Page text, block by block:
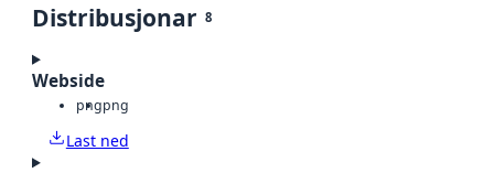
Distribusjonar 8
Webside
pngpng
Last ned